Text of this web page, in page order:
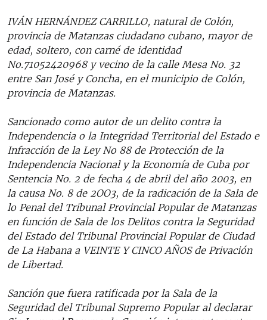
IVÁN HERNÁNDEZ CARRILLO, natural de Colón,
provincia de Matanzas ciudadano cubano, mayor de
edad, soltero, con carné de identidad
No.71052420968 y vecino de la calle Mesa No. 32
entre San José y Concha, en el municipio de Colón,
provincia de Matanzas.
Sancionado como autor de un delito contra la
Independencia o la Integridad Territorial del Estado e
Infracción de la Ley No 88 de Protección de la
Independencia Nacional y la Economía de Cuba por
Sentencia No. 2 de fecha 4 de abril del año 2003, en
la causa No. 8 de 2OO3, de la radicación de la Sala de
lo Penal del Tribunal Provincial Popular de Matanzas
en función de Sala de los Delitos contra la Seguridad
del Estado del Tribunal Provincial Popular de Ciudad
de La Habana a VEINTE Y CINCO AÑOS de Privación
de Libertad.
Sanción que fuera ratificada por la Sala de la
Seguridad del Tribunal Supremo Popular al declarar